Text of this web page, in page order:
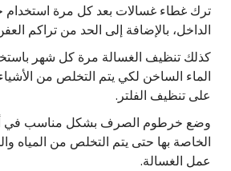
ترك غطاء غسالات بعد كل مرة استخدام
الداخل، بالإضافة إلى الحد من تراكم
كذلك تنظيف الغسالة مرة كل شهر
الماء الساخن لكي يتم التخلص من
على تنظيف الفلتر.
وضع خرطوم الصرف بشكل مناسب في
الخاصة بها حتى يتم التخلص من المياه
عمل الغسالة.